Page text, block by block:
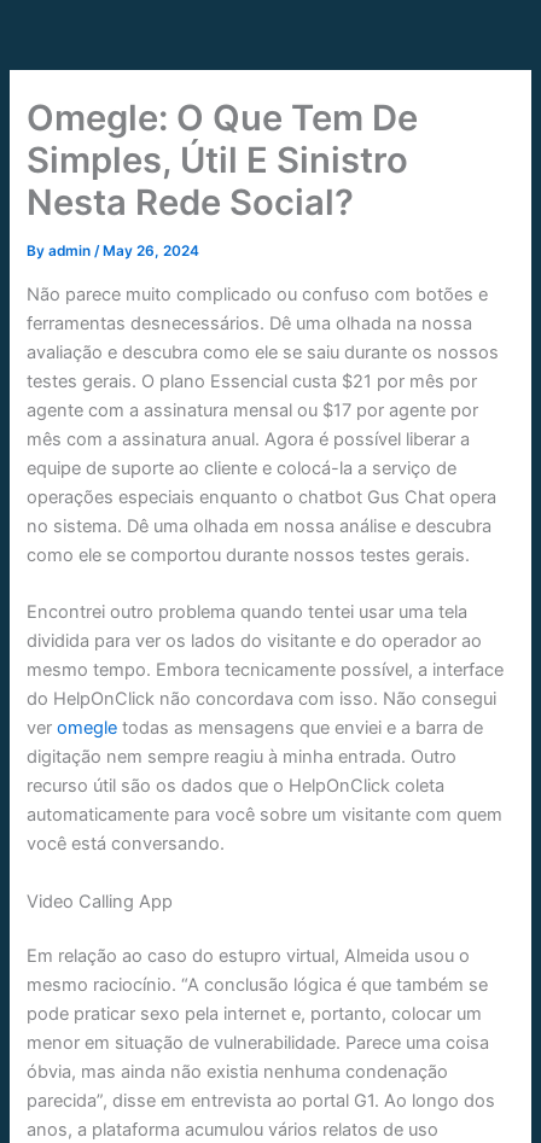
content
Omegle: O Que Tem De
Simples, Útil E Sinistro
Nesta Rede Social?
Byadmin/ May 26, 2024
Não parece muito complicado ou confuso com botões e
ferramentas desnecessários. Dê uma olhada na nossa
avaliação e descubra como ele se saiu durante os nossos
testes gerais. O plano Essencial custa $21 por mês por
agente com a assinatura mensal ou $17 por agente por
mês com a assinatura anual. Agora é possível liberar a
equipe de suporte ao cliente e colocá-la a serviço de
operações especiais enquanto o chatbot Gus Chat opera
no sistema. Dê uma olhada em nossa análise e descubra
como ele se comportou durante nossos testes gerais.
Encontrei outro problema quando tentei usar uma tela
dividida para ver os lados do visitante e do operador ao
mesmo tempo. Embora tecnicamente possível, a interface
do HelpOnClick não concordava com isso. Não consegui
veromegle todas as mensagens que enviei e a barra de
digitação nem sempre reagiu à minha entrada. Outro
recurso útil são os dados que o HelpOnClick coleta
automaticamente para você sobre um visitante com quem
você está conversando.
Video Calling App
Em relação ao caso do estupro virtual, Almeida usou o
mesmo raciocínio. “A conclusão lógica é que também se
pode praticar sexo pela internet e, portanto, colocar um
menor em situação de vulnerabilidade. Parece uma coisa
óbvia, mas ainda não existia nenhuma condenação
parecida”, disse em entrevista ao portal G1. Ao longo dos
anos, a plataforma acumulou vários relatos de uso